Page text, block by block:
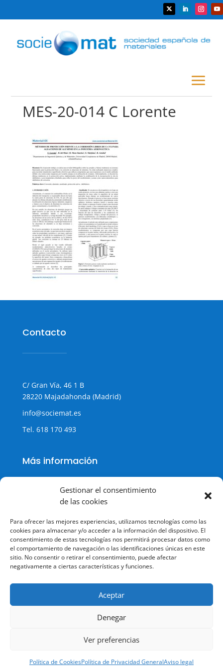
Gestionar el consentimiento
de las cookies
Para ofrecer las mejores experiencias, utilizamos tecnologías como las
cookies para almacenar y/o acceder a la información del dispositivo. El
consentimiento de estas tecnologías nos permitirá procesar datos como
el comportamiento de navegación o las identificaciones únicas en este
sitio. No consentir o retirar el consentimiento, puede afectar
negativamente a ciertas características y funciones.
Aceptar
Denegar
Ver preferencias
Política de CookiesPolítica de Privacidad GeneralAviso legal
MES-20-014 C Lorente
Contacto
C/ Gran Vía, 46 1 B
28220 Majadahonda (Madrid)
info@sociemat.es
Tel. 618 170 493
Más información
Política de Privacidad
Aviso legal
Terminos y condiciones
© Todos los derechos reservados.